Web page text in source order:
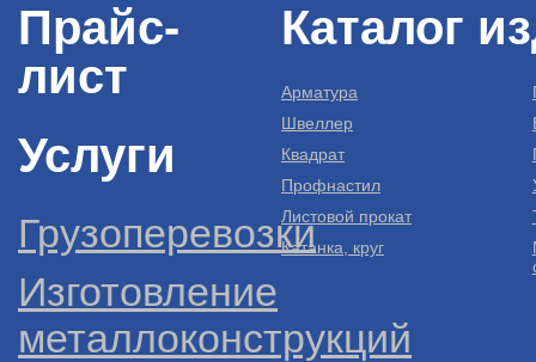
Прайс-
лист
Услуги
Грузоперевозки
Изготовление
металлоконструкций
Каталог
Арматура
Швеллер
Квадрат
Профнастил
Листовой прокат
Катанка, круг